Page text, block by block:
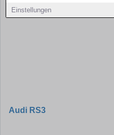
Einstellungen
Audi RS3